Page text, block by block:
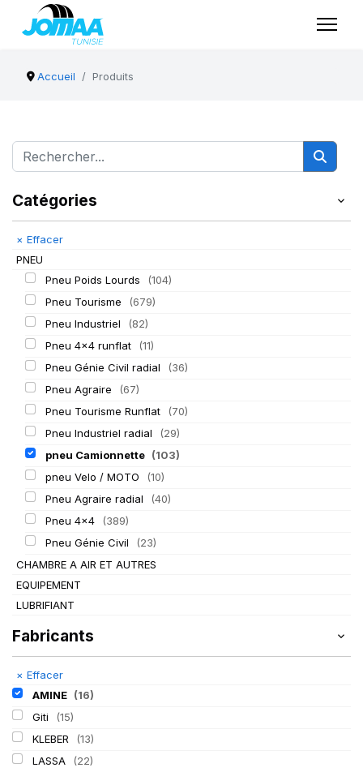
Accueil Produits
Catégories
× Effacer
PNEU
Pneu Poids Lourds
(104)
Pneu Tourisme
(679)
Pneu Industriel
(82)
Pneu 4x4 runflat
(11)
Pneu Génie Civil radial
(36)
Pneu Agraire
(67)
Pneu Tourisme Runflat
(70)
Pneu Industriel radial
(29)
pneu Camionnette (103)
pneu Velo / MOTO
(10)
Pneu Agraire radial
(40)
Pneu 4x4
(389)
Pneu Génie Civil
(23)
CHAMBRE A AIR ET AUTRES
EQUIPEMENT
LUBRIFIANT
Fabricants
× Effacer
AMINE (16)
Giti
(15)
KLEBER
(13)
LASSA
(22)